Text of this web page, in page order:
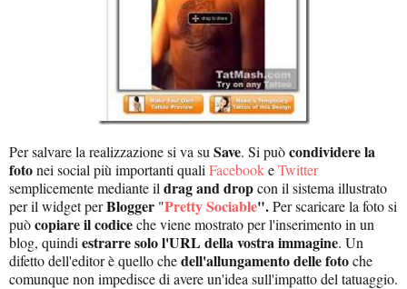
Per salvare la realizzazione si va su Save. Si puòcondividere la
fotonei social più importanti quali FacebookeTwitter
semplicemente mediante il drag and dropcon il sistema illustrato
per il widget perBlogger "Pretty Sociable".Per scaricare la foto si
puòcopiare il codiceche viene mostrato per l'inserimento in un
blog, quindi estrarre solo l'URL della vostra immagine. Un
difetto dell'editor è quello chedell'allungamento delle fotoche
comunque non impedisce di avere un'idea sull'impatto del tatuaggio.